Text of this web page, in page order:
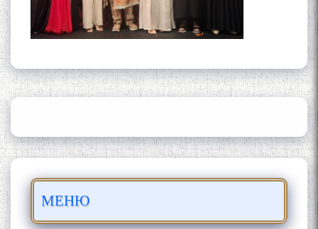
МЕНЮ
ШАРҲИ МУЛОҚОТ БО АҲЛИ
АКАДЕМИЯИ МИЛЛИИ
ИЛМҲОИ ТОҶИКИСТОН
БО 4 000 000 СОМОНӢ
МӮЪМИН ҚАНОАТ СОХТА